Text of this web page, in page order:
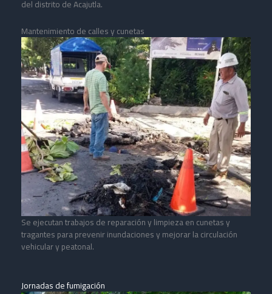
del distrito de Acajutla.
Mantenimiento de calles y cunetas
Se ejecutan trabajos de reparación y limpieza en cunetas y
tragantes para prevenir inundaciones y mejorar la circulación
vehicular y peatonal.
Jornadas de fumigación